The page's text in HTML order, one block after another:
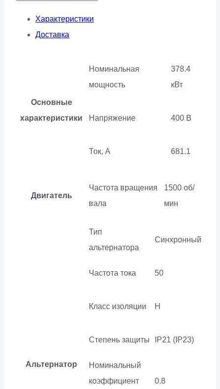
Характеристики
Доставка
Основные
характеристики
Номинальная
мощность
378.4
кВт
Напряжение 400 В
Ток, А 681.1
Двигатель
Частота вращения
вала
1500 об/
мин
Альтернатор
Тип
альтернатора
Синхронный
Частота тока 50
Класс изоляции H
Степень защиты IP21 (IP23)
Номинальный
коэффициент
0.8